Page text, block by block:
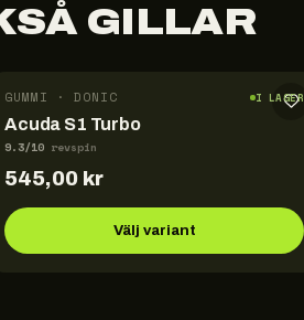
GILLAR
GUMMI · DONIC I LAGER
Acuda S1 Turbo
9.3/10 revspin
545,00 kr
Välj variant